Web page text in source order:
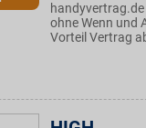
ohne Wenn und
Vorteil Vertrag